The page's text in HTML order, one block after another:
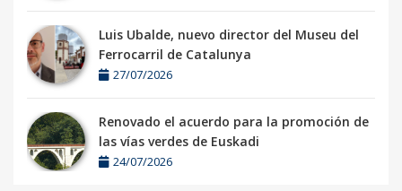
Luis Ubalde, nuevo director del Museu del
Ferrocarril de Catalunya
27/07/2026
Renovado el acuerdo para la promoción de
las vías verdes de Euskadi
24/07/2026